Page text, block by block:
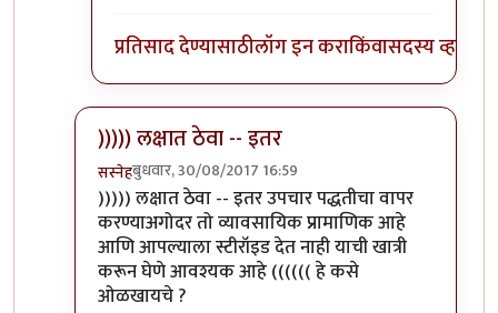
प्रतिसाद देण्यासाठीलॉग इन कराकिंवासदस्य व्हा
))))) लक्षात ठेवा -- इतर
सस्नेहबुधवार, 30/08/2017 16:59
In reply toप्रत्येक वैद्यकशाखा काहीbyसुबोध खरे
))))) लक्षात ठेवा -- इतर उपचार पद्धतीचा वापर
करण्याअगोदर तो व्यावसायिक प्रामाणिक आहे
आणि आपल्याला स्टीरॉइड देत नाही याची खात्री
करून घेणे आवश्यक आहे (((((( हे कसे
ओळखायचे ?